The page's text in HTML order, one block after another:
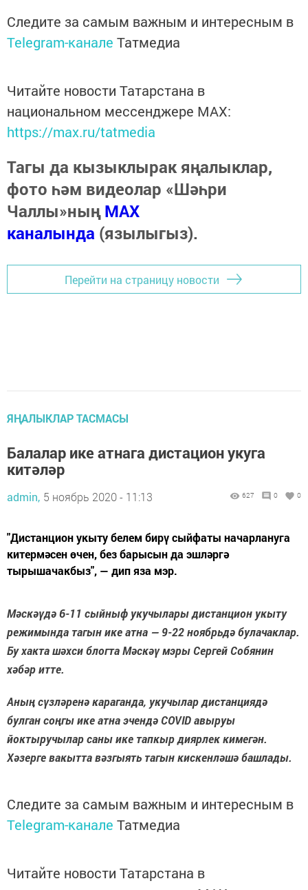
Следите за самым важным и интересным в
Telegram-канале Татмедиа
Читайте новости Татарстана в
национальном мессенджере MАХ:
https://max.ru/tatmedia
Тагы да кызыклырак яңалыклар,
фото һәм видеолар «Шәһри
Чаллы»ныңMAX
каналында (язылыгыз).
Перейти на страницу новости
ЯҢАЛЫКЛАР ТАСМАСЫ
Балалар ике атнага дистацион укуга
китәләр
admin, 5 ноябрь 2020 - 11:13 627 0 0
"Дистанцион укыту белем бирү сыйфаты начарлануга
китермәсен өчен, без барысын да эшләргә
тырышачакбыз", — дип яза мэр.
Мәскәүдә 6-11 сыйныф укучылары дистанцион укыту
режимында тагын ике атна — 9-22 ноябрьдә булачаклар.
Бу хакта шәхси блогта Мәскәү мэры Сергей Собянин
хәбәр итте.
Аның сүзләренә караганда, укучылар дистанциядә
булган соңгы ике атна эчендә COVID авыруы
йоктыручылар саны ике тапкыр диярлек кимегән.
Хәзерге вакытта вәзгыять тагын кискенләшә башлады.
Следите за самым важным и интересным в
Telegram-канале Татмедиа
Читайте новости Татарстана в